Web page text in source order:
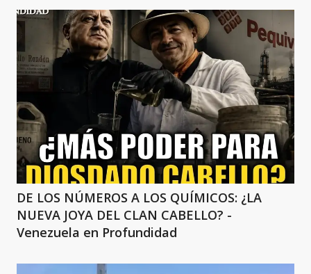
DE LOS NÚMEROS A LOS QUÍMICOS: ¿LA
NUEVA JOYA DEL CLAN CABELLO? -
Venezuela en Profundidad